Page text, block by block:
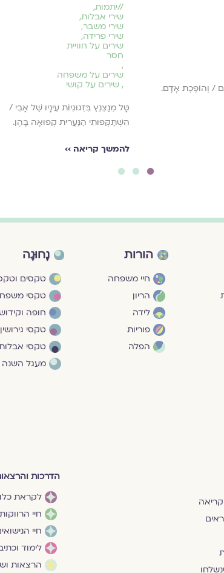
/ וְהוֹפֶכֶת אָדָם.
//יתמות,
שירי אבלות,
שירי משבר,
שירי פרידה,
שירים על חוויית
חסר
,
שירים על משפחה
, שירים על קושי
טָּל מְנַצְנֵץ בִּזְגוּגִיּוֹת עֵינָיו שֶׁל אָבִי /
הִשְׁתַּקְּפוּתִי הַנַּעֲרִית קְפוּאָה בָּהֶן.
להמשך קריאה ››
1
הורות
חיי משפחה
הריון
לידה
פוריות
הפלה
נָחוּגָה
טקסים
טקסי
חופה
טקסי גירושין
טקסי
מעגל השנה
הדרכות
לקראת
חיי הרווקות
חיי
לימוד
הרצאות